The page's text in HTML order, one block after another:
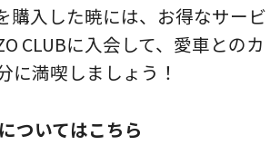
購入した暁には、お得なサービ
CLUBに入会して、愛車とのカ
に満喫しましょう！
ついてはこちら